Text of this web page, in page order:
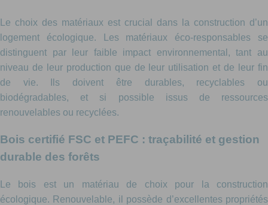
Le choix des matériaux est crucial dans la construction d’un
logement écologique. Les matériaux éco-responsables se
distinguent par leur faible impact environnemental, tant au
niveau de leur production que de leur utilisation et de leur fin
de vie. Ils doivent être durables, recyclables ou
biodégradables, et si possible issus de ressources
renouvelables ou recyclées.
Bois certifié FSC et PEFC : traçabilité et gestion
durable des forêts
Le bois est un matériau de choix pour la construction
écologique. Renouvelable, il possède d’excellentes propriétés